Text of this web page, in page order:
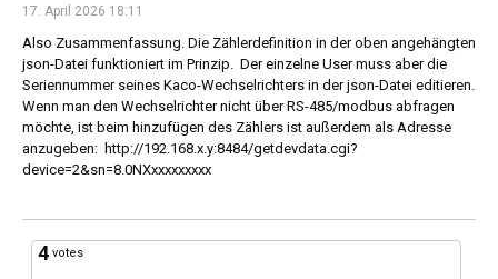
17. April 2026 18:11
Also Zusammenfassung. Die Zählerdefinition in der oben angehängten
json-Datei funktioniert im Prinzip. Der einzelne User muss aber die
Seriennummer seines Kaco-Wechselrichters in der json-Datei editieren.
Wenn man den Wechselrichter nicht über RS-485/modbus abfragen
möchte, ist beim hinzufügen des Zählers ist außerdem als Adresse
anzugeben: http://192.168.x.y:8484/getdevdata.cgi?
device=2&sn=8.0NXxxxxxxxxx
4 votes